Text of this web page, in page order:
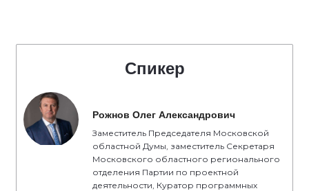
Спикер
Рожнов Олег Александрович
Заместитель Председателя Московской
областной Думы, заместитель Секретаря
Московского областного регионального
отделения Партии по проектной
деятельности, Куратор программных